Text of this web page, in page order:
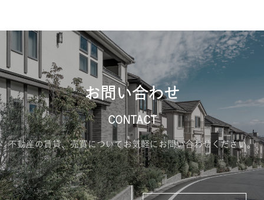
お問い合わせ
CONTACT
不動産の賃貸、売買についてお気軽にお問い合わせください。